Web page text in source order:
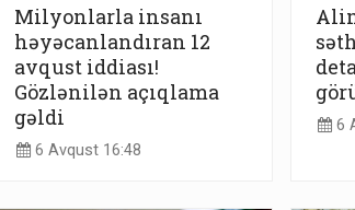
Milyonlarla insanı
həyəcanlandıran 12
avqust iddiası!
Gözlənilən açıqlama
gəldi
6 Avqust 16:48
6